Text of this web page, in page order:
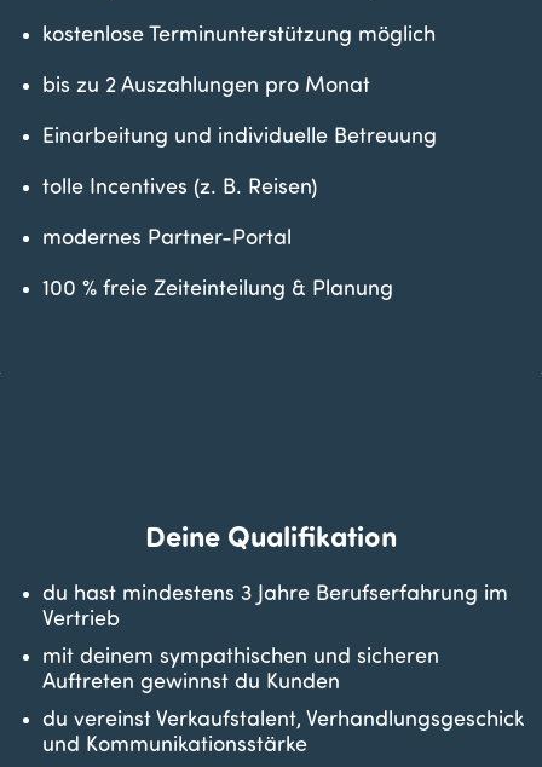
kostenlose Terminunterstützung möglich
bis zu 2 Auszahlungen pro Monat
Einarbeitung und individuelle Betreuung
tolle Incentives (z. B. Reisen)
modernes Partner-Portal
100 % freie Zeiteinteilung & Planung
Deine Qualifikation
du hast mindestens 3 Jahre Berufserfahrung im
Vertrieb
mit deinem sympathischen und sicheren
Auftreten gewinnst du Kunden
du vereinst Verkaufstalent, Verhandlungsgeschick
und Kommunikationsstärke